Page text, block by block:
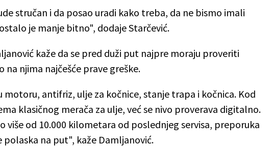
stručan i da posao uradi kako treba, da ne bismo imali
je manje bitno", dodaje Starčević.
kaže da se pred duži put najpre moraju proveriti
na njima najčešće prave greške.
antifriz, ulje za kočnice, stanje trapa i kočnica. Kod
klasičnog merača za ulje, već se nivo proverava digitalno.
više od 10.000 kilometara od poslednjeg servisa, preporuka
polaska na put", kaže Damljanović.